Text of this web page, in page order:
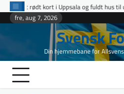
Skip og fuldt hus til udeholdene i topopgør
fre, aug 7, 2026
Svensk
Din hjemmebane for